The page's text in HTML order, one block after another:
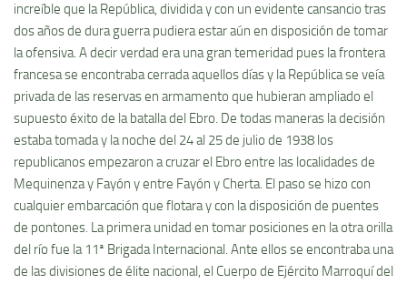
increí­ble que la República, dividida y con un evidente cansancio tras
dos años de dura guerra pudiera estar aún en disposición de tomar
la ofensiva. A decir verdad era una gran temeridad pues la frontera
francesa se encontraba cerrada aquellos dí­as y la República se veí­a
privada de las reservas en armamento que hubieran ampliado el
supuesto éxito de la batalla del Ebro. De todas maneras la decisión
estaba tomada y la noche del 24 al 25 de julio de 1938 los
republicanos empezaron a cruzar el Ebro entre las localidades de
Mequinenza y Fayón y entre Fayón y Cherta. El paso se hizo con
cualquier embarcación que flotara y con la disposición de puentes
de pontones. La primera unidad en tomar posiciones en la otra orilla
del rí­o fue la 11ª Brigada Internacional. Ante ellos se encontraba una
de las divisiones de élite nacional, el Cuerpo de Ejército Marroquí­ del